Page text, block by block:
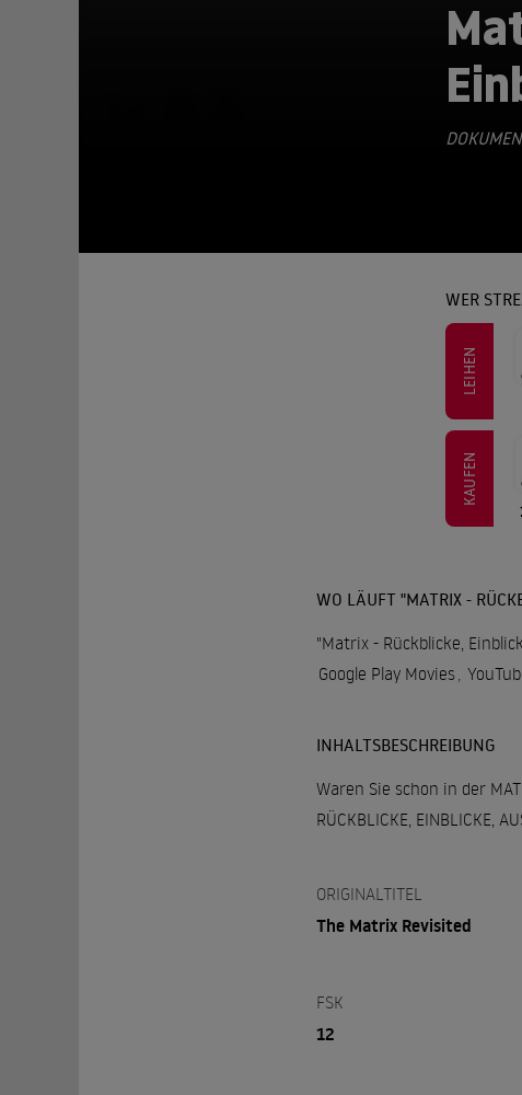
WER
LEIHEN
KAUFEN
WO LÄUFT "MATRIX -
"Matrix - Rückblicke,
Google Play Movies,
INHALTSBESCHREIBUNG
Waren Sie schon in der
RÜCKBLICKE, EINBLICKE,
ORIGINALTITEL
The Matrix Revisited
FSK
12